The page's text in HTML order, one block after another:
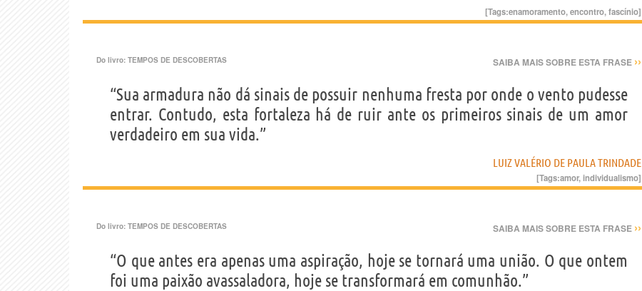
[Tags:enamoramento,encontro,fascínio]
Do livro: TEMPOS DE DESCOBERTAS SAIBA MAIS SOBRE ESTA FRASE ››
“Sua armadura não dá sinais de possuir nenhuma fresta por onde o vento pudesse
entrar. Contudo, esta fortaleza há de ruir ante os primeiros sinais de um amor
verdadeiro em sua vida.”
LUIZ VALÉRIO DE PAULA TRINDADE
[Tags:amor,individualismo]
Do livro: TEMPOS DE DESCOBERTAS SAIBA MAIS SOBRE ESTA FRASE ››
“O que antes era apenas uma aspiração, hoje se tornará uma união. O que ontem
foi uma paixão avassaladora, hoje se transformará em comunhão.”